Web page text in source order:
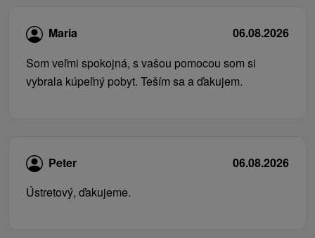
Maria
06.08.2026
Som veľmi spokojná, s vašou pomocou som si
vybrala kúpeľný pobyt. Teším sa a ďakujem.
Peter
06.08.2026
Ústretový, ďakujeme.